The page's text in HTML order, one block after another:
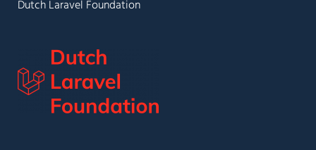
Dutch Laravel Foundation